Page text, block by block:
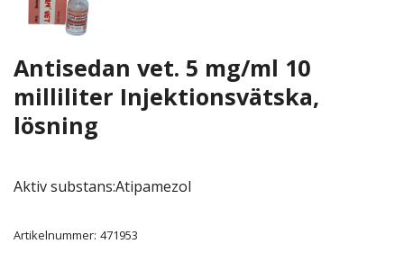
Antisedan vet. 5 mg/ml 10
milliliter Injektionsvätska,
lösning
Aktiv substans:Atipamezol
Artikelnummer: 471953